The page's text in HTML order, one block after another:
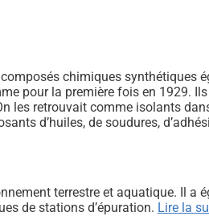
chimiques synthétiques
pour la première fois en 1929.
les retrouvait comme isolants
d’huiles, de soudures,
terrestre et aquatique. Il a
de stations d’épuration. Lire la